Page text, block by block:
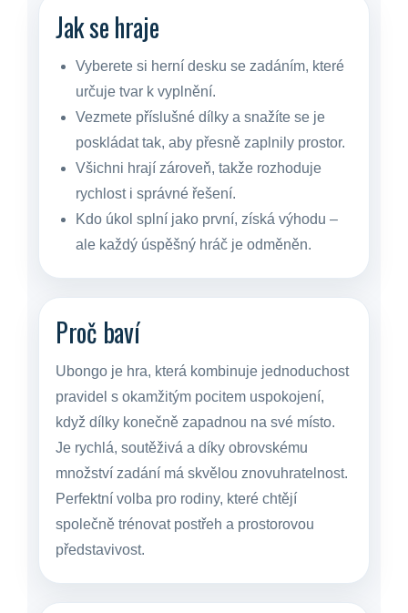
Jak se hraje
Vyberete si herní desku se zadáním, které
určuje tvar k vyplnění.
Vezmete příslušné dílky a snažíte se je
poskládat tak, aby přesně zaplnily prostor.
Všichni hrají zároveň, takže rozhoduje
rychlost i správné řešení.
Kdo úkol splní jako první, získá výhodu –
ale každý úspěšný hráč je odměněn.
Proč baví
Ubongo je hra, která kombinuje jednoduchost
pravidel s okamžitým pocitem uspokojení,
když dílky konečně zapadnou na své místo.
Je rychlá, soutěživá a díky obrovskému
množství zadání má skvělou znovuhratelnost.
Perfektní volba pro rodiny, které chtějí
společně trénovat postřeh a prostorovou
představivost.